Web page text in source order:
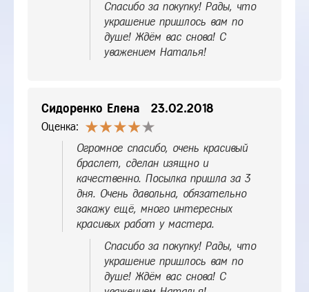
Спасибо за покупку! Рады, что
украшение пришлось вам по
душе! Ждём вас снова! С
уважением Наталья!
Сидоренко Елена 23.02.2018
Оценка:
Огромное спасибо, очень красивый
браслет, сделан изящно и
качественно. Посылка пришла за 3
дня. Очень давольна, обязательно
закажу ещё, много интересных
красивых работ у мастера.
Спасибо за покупку! Рады, что
украшение пришлось вам по
душе! Ждём вас снова! С